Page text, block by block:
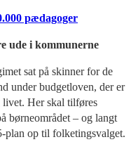
pædagoger
ude i kommunerne
sat på skinner for de
under budgetloven, der er
livet. Her skal tilføres
børneområdet – og langt
plan op til folketingsvalget.